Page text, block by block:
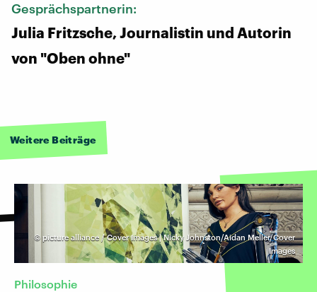
Gesprächspartnerin:
Julia Fritzsche, Journalistin und Autorin
von "Oben ohne"
Weitere Beiträge
© picture alliance / Cover Images | Nicky Johnston/Aidan Meller/Cover
Images
Philosophie